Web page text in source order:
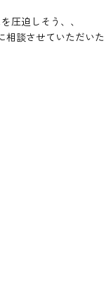
圧迫しそう、、
相談させていただいた